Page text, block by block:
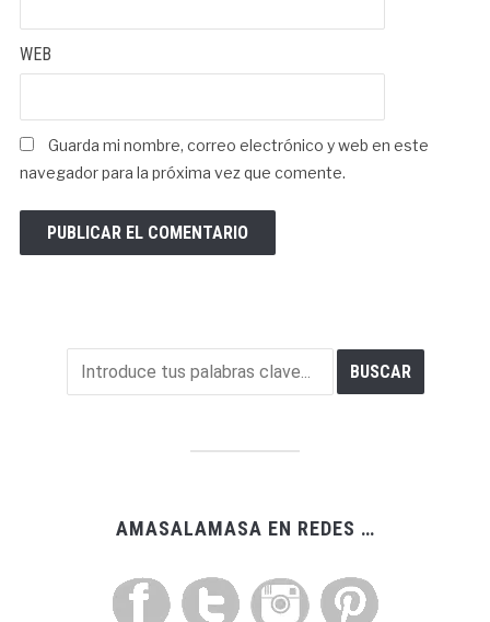
WEB
Guarda mi nombre, correo electrónico y web en este
navegador para la próxima vez que comente.
AMASALAMASA EN REDES …